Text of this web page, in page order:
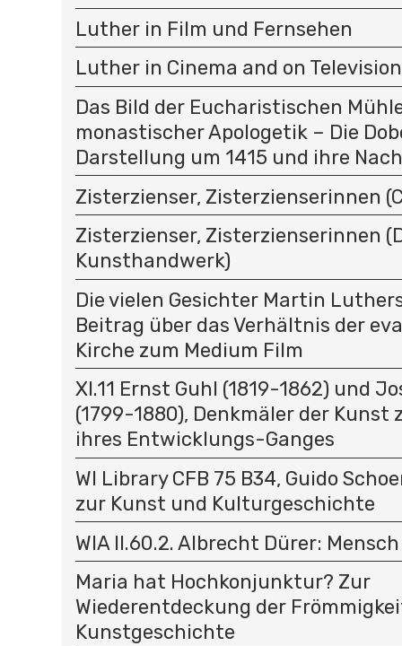
Luther in Film und Fernsehen
Luther in Cinema and on Television
Das Bild der Eucharistischen
monastischer Apologetik – Die
Darstellung um 1415 und ihre
Zisterzienser, Zisterzienserinnen
Zisterzienser, Zisterzienserinnen
Kunsthandwerk)
Die vielen Gesichter Martin
Beitrag über das Verhältnis der
Kirche zum Medium Film
XI.11 Ernst Guhl (1819-1862) und
(1799-1880), Denkmäler der Kunst
ihres Entwicklungs-Ganges
WI Library CFB 75 B34, Guido
zur Kunst und Kulturgeschichte
WIA II.60.2. Albrecht Dürer:
Maria hat Hochkonjunktur? Zur
Wiederentdeckung der
Kunstgeschichte